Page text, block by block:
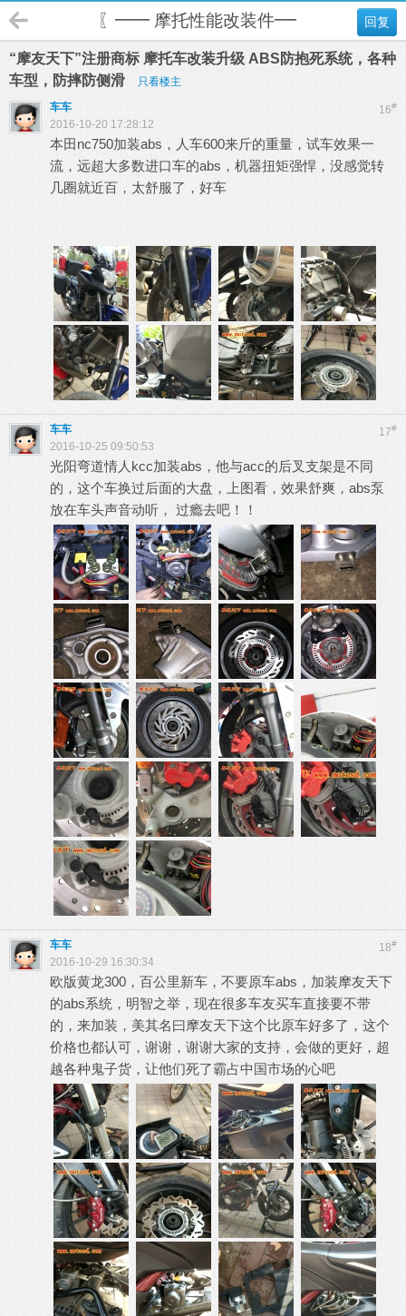
回复
〖━━ 摩托性能改装件━━〗
“摩友天下”注册商标 摩托车改装升级 ABS防抱死系统，各种
车型，防摔防侧滑
只看楼主
16#
车车
2016-10-20 17:28:12
本田nc750加装abs，人车600来斤的重量，试车效果一
流，远超大多数进口车的abs，机器扭矩强悍，没感觉转
几圈就近百，太舒服了，好车
17#
车车
2016-10-25 09:50:53
光阳弯道情人kcc加装abs，他与acc的后叉支架是不同
的，这个车换过后面的大盘，上图看，效果舒爽，abs泵
放在车头声音动听， 过瘾去吧！！
18#
车车
2016-10-29 16:30:34
欧版黄龙300，百公里新车，不要原车abs，加装摩友天下
的abs系统，明智之举，现在很多车友买车直接要不带
的，来加装，美其名曰摩友天下这个比原车好多了，这个
价格也都认可，谢谢，谢谢大家的支持，会做的更好，超
越各种鬼子货，让他们死了霸占中国市场的心吧